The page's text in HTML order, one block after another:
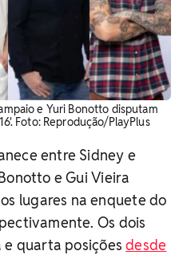
e Yuri Bonotto disputam
​Foto: Reprodução/PlayPlus
entre Sidney e
e Gui Vieira
lugares na enquete do
Os dois
quarta posiçõesdesde